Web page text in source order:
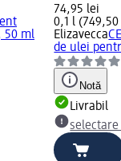
50 ml
74,95 lei
0,1 l
Elizavecca
de ulei
Notă
Livrabil